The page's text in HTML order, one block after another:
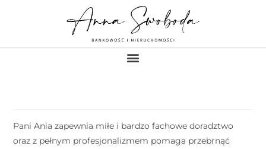
Pani Ania zapewnia miłe i bardzo fachowe doradztwo
oraz z pełnym profesjonalizmem pomaga przebrnąć